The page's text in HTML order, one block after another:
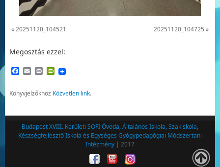
«20251120_104521 20251120_104725 »
Megosztás ezzel:
Facebook
EmailPrintPrintFriendly
Könyvjelzőkhöz Közvetlen link.
Budapest XVIII. Kerületi SOFI Óvoda, Általános Iskola, Szakiskola,
Készségfejlesztő Iskola és Egységes Gyógypedagógiai Módszertani
Intézmény | 2017